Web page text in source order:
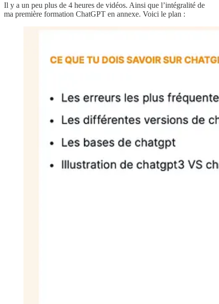
Il y a un peu plus de 4 heures de vidéos. Ainsi que l’intégralité de
ma première formation ChatGPT en annexe. Voici le plan :